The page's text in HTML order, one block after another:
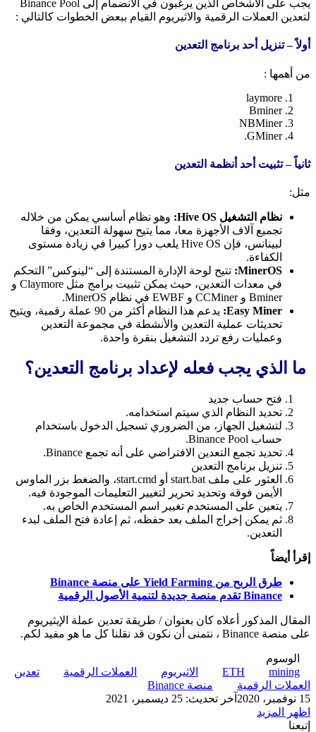
يجب على الأشخاص الذين يرغبون في الانضمام إلى Binance Pool
لتعدين العملات الرقمية والاثيريوم القيام ببعض الخطوات كالتالي :
أولاً – تنزيل أحد برنامج التعدين
من أهمها :
laymore
Bminer
NBMiner
GMiner.
ثانياً – تثبيت أحد أنظمة التعدين
مثل:
نظام التشغيل Hive OS:
وهو نظام أساسي يمكن من خلاله
تجميع آلاف الأجهزة معا، مما يتيح سهولة التعدين، وفقا
لبينانس، فإن Hive OS يلعب دورا كبيرا في زيادة مستوى
الكفاءة.
MinerOS: تتيح لوحة الإدارة المستندة إلى “لينوكس” التحكم
في معدات التعدين، حيث يمكن تثبيت برامج مثل Claymore و
Bminer و CCMiner و EWBF في نظام MinerOS.
Easy Miner:
يدعم هذا النظام أكثر من 90 عملة رقمية، ويتيح
تحديثات عملية التعدين والأنشطة في مجموعة التعدين
وعمليات رفع تردد التشغيل بنقرة واحدة.
ما الذي يجب فعله لإعداد برنامج التعدين؟
فتح حساب جديد
تحديد النظام الذي سيتم استخدامه.
لتشغيل الجهاز، من الضروري تسجيل الدخول باستخدام
حساب Binance Pool.
تحديد تجمع التعدين الافتراضي على أنه تجمع Binance.
تنزيل برنامج التعدين
العثور على ملف start.bat أو start.cmd، والضغط بزر الماوس
الأيمن فوقه وتحديد تحرير لتغيير التعليمات الموجودة فيه.
يتعين على المستخدم تغيير اسم المستخدم الخاص به.
ثم يمكن إخراج الملف بعد حفظه، ثم إعادة فتح الملف لبدء
التعدين.
إقرأ أيضاً
طرق الربح من Yield Farming على منصة Binance
Binance تقدم منصة جديدة لتنمية الأصول الرقمية
المقال المذكور أعلاه كان بعنوان / طريقة تعدين عملة الإيثيريوم
على منصة Binance ، نتمنى أن نكون قد نقلنا كل ما هو مفيد لكم.
الوسوم
ETH
mining الاثيريوم العملات الرقمية
تعدين
العملات الرقمية
منصة Binance
15 نوفمبر، 2020
آخر تحديث: 25 ديسمبر، 2021
اظهر المزيد
إتبعنا